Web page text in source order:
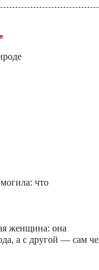
что
женщина: она
а с другой — сам